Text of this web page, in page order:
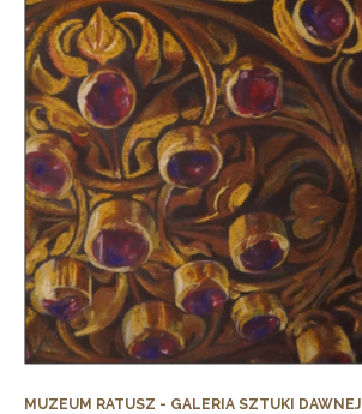
MUZEUM RATUSZ - GALERIA SZTUKI DAWNEJ